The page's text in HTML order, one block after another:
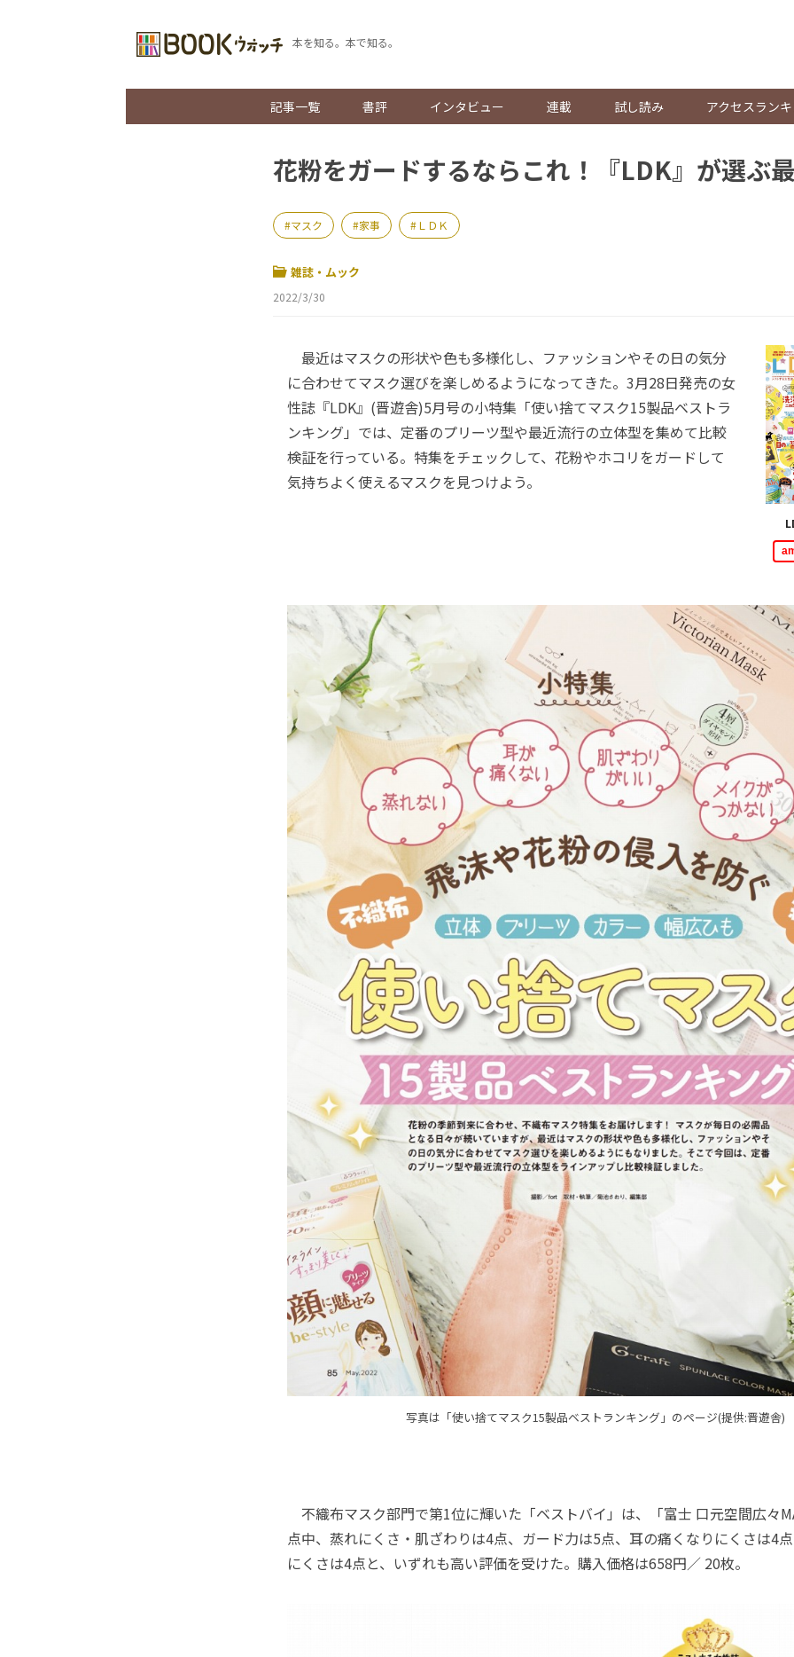
本を知る。本で知る。
記事一覧 書評 インタビュー 連載 試し読み アクセスラン
花粉をガードするならこれ！『LDK』が選ぶ
マスク 家事 ＬＤＫ
雑誌・ムック
2022/3/30
最近はマスクの形状や色も多様化し、ファッションやその日の気分
に合わせてマスク選びを楽しめるようになってきた。3月28日発売の女
性誌『LDK』(晋遊舎)5月号の小特集「使い捨てマスク15製品ベストラ
ンキング」では、定番のプリーツ型や最近流行の立体型を集めて比較
検証を行っている。特集をチェックして、花粉やホコリをガードして
気持ちよく使えるマスクを見つけよう。
写真は「使い捨てマスク15製品ベストランキング」のページ(提供:晋遊舎)
不織布マスク部門で第1位に輝いた「ベストバイ」は、「富士 口元空間広々
点中、蒸れにくさ・肌ざわりは4点、ガード力は5点、耳の痛くなりにくさは4
にくさは4点と、いずれも高い評価を受けた。購入価格は658円／ 20枚。